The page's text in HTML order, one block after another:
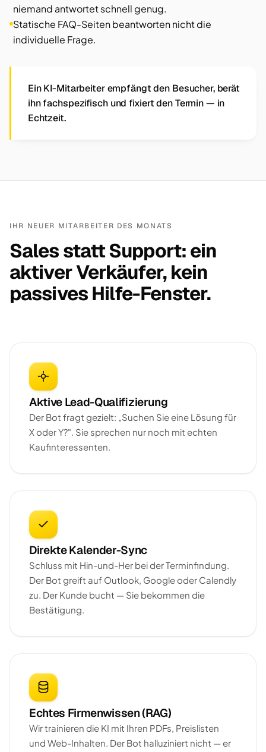
niemand antwortet schnell genug.
Statische FAQ-Seiten beantworten nicht die
individuelle Frage.
Ein KI-Mitarbeiter empfängt den Besucher, berät
ihn fachspezifisch und fixiert den Termin — in
Echtzeit.
IHR NEUER MITARBEITER DES MONATS
Sales statt Support: ein
aktiver Verkäufer, kein
passives Hilfe-Fenster.
Aktive Lead-Qualifizierung
Der Bot fragt gezielt: „Suchen Sie eine Lösung für
X oder Y?". Sie sprechen nur noch mit echten
Kaufinteressenten.
Direkte Kalender-Sync
Schluss mit Hin-und-Her bei der Terminfindung.
Der Bot greift auf Outlook, Google oder Calendly
zu. Der Kunde bucht — Sie bekommen die
Bestätigung.
Echtes Firmenwissen (RAG)
Wir trainieren die KI mit Ihren PDFs, Preislisten
und Web-Inhalten. Der Bot halluziniert nicht — er